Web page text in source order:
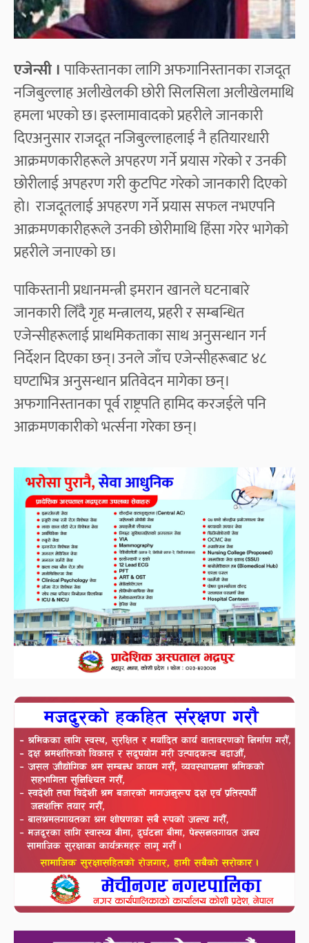
एजेन्सी ।पाकिस्तानका लागि अफगानिस्तानका राजदूत
नजिबुल्लाह अलीखेलकी छोरी सिलसिला अलीखेलमाथि
हमला भएको छ। इस्लामावादको प्रहरीले जानकारी
दिएअनुसार राजदूत नजिबुल्लाहलाई नै हतियारधारी
आक्रमणकारीहरूले अपहरण गर्ने प्रयास गरेको र उनकी
छोरीलाई अपहरण गरी कुटपिट गरेको जानकारी दिएको
हो। राजदूतलाई अपहरण गर्ने प्रयास सफल नभएपनि
आक्रमणकारीहरूले उनकी छोरीमाथि हिंसा गरेर भागेको
प्रहरीले जनाएको छ।
पाकिस्तानी प्रधानमन्त्री इमरान खानले घटनाबारे
जानकारी लिँदै गृह मन्त्रालय, प्रहरी र सम्बन्धित
एजेन्सीहरूलाई प्राथमिकताका साथ अनुसन्धान गर्न
निर्देशन दिएका छन्। उनले जाँच एजेन्सीहरूबाट ४८
घण्टाभित्र अनुसन्धान प्रतिवेदन मागेका छन्।
अफगानिस्तानका पूर्व राष्ट्रपति हामिद करजईले पनि
आक्रमणकारीको भर्त्सना गरेका छन्।